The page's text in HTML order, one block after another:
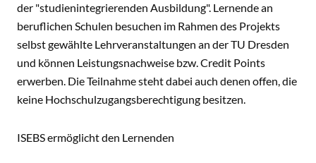
der "studienintegrierenden Ausbildung". Lernende an
beruflichen Schulen besuchen im Rahmen des Projekts
selbst gewählte Lehrveranstaltungen an der TU Dresden
und können Leistungsnachweise bzw. Credit Points
erwerben. Die Teilnahme steht dabei auch denen offen, die
keine Hochschulzugangsberechtigung besitzen.
ISEBS ermöglicht den Lernenden